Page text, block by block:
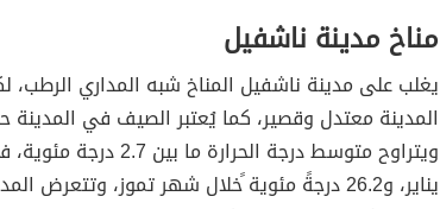
مناخ مدينة ناشفيل
يغلب على مدينة ناشفيل المناخ شبه المداري الرطب،
المدينة معتدل وقصير، كما يُعتبر الصيف في المدينة
ويتراوح متوسط درجة الحرارة ما
يناير، و26.2 درجةً مئوية ًخلال شهر تموز، وتتعرض